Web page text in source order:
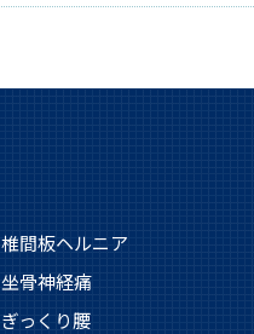
椎間板ヘルニア
坐骨神経痛
ぎっくり腰